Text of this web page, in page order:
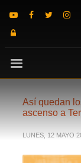
Así quedan
ascenso a
LUNES, 12 MAYO